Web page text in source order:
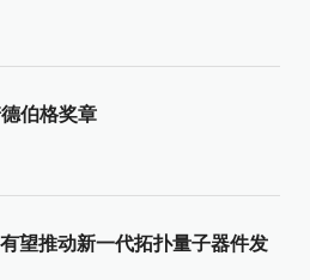
伯格奖章
望推动新一代拓扑量子器件发